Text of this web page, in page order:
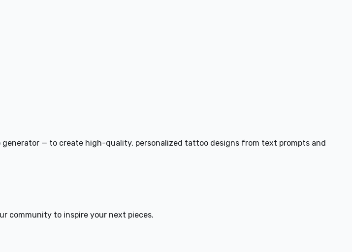
— to create high-quality, personalized tattoo designs from text prompts and
community to inspire your next pieces.